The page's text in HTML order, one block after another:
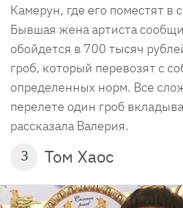
Камерун, где его поместят в
Бывшая жена артиста
обойдется в 700 тысяч
гроб, который перевозят с
определенных норм. Все
перелете один гроб
рассказала Валерия.
3 Том Хаос